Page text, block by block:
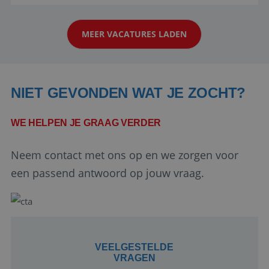
klanten te overtuigen om die droomreis te
boeken! ...
MEER VACATURES LADEN
NIET GEVONDEN WAT JE ZOCHT?
WE HELPEN JE GRAAG VERDER
Neem contact met ons op en we zorgen voor
een passend antwoord op jouw vraag.
VEELGESTELDE
VRAGEN
Google Privacy Policy